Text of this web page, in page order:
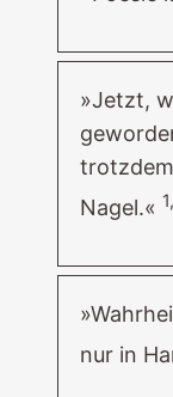
»Jetzt,
Nagel.«
nur in